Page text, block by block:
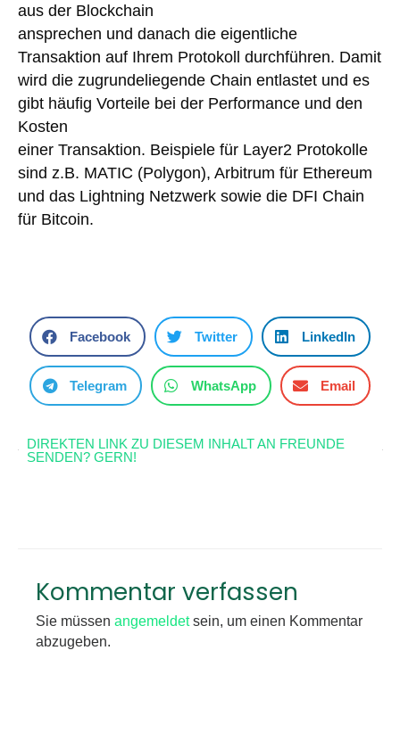
aus der Blockchain
ansprechen und danach die eigentliche
Transaktion auf Ihrem Protokoll durchführen. Damit
wird die zugrundeliegende Chain entlastet und es
gibt häufig Vorteile bei der Performance und den
Kosten
einer Transaktion. Beispiele für Layer2 Protokolle
sind z.B. MATIC (Polygon), Arbitrum für Ethereum
und das Lightning Netzwerk sowie die DFI Chain
für Bitcoin.
Facebook Twitter LinkedIn
Telegram WhatsApp Email
DIREKTEN LINK ZU DIESEM INHALT AN FREUNDE
SENDEN? GERN!
Kommentar verfassen
Sie müssen angemeldetsein, um einen Kommentar
abzugeben.